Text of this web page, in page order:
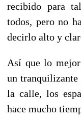
recibido para
todos, pero no
decirlo alto y
Así que lo mejor
un tranquilizante
la calle, los
hace mucho